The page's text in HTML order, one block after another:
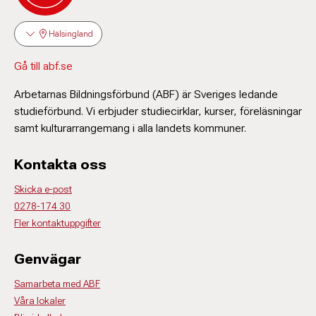
070-256 76 67
lina.jaderberg@abf.se
Joakim Warnemann
Lina Jäderberg
Ombudsman
070-256 76 67
lina.jaderberg@abf.se
Lina Jäderberg
Ombudsman
070-256 76 67
lina.jaderberg@abf.se
Lina Jäderberg
Ombudsman
070-256 76 67
Ulf Östning
Handläggare
072 – 212 99 63
Ombudsman
070-256 76 67
lina.jaderberg@abf.se
Hälsingland
Gå till abf.se
Arbetarnas Bildningsförbund (ABF) är Sveriges ledande
studieförbund. Vi erbjuder studiecirklar, kurser, föreläsningar
samt kulturarrangemang i alla landets kommuner.
Kontakta oss
Skicka e-post
0278-174 30
Fler kontaktuppgifter
Genvägar
Samarbeta med ABF
Våra lokaler